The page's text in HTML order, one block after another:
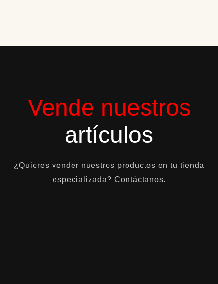
Vende nuestros
artículos
¿Quieres vender nuestros productos en tu tienda
especializada? Contáctanos.